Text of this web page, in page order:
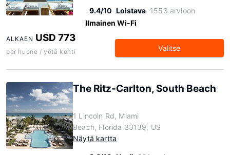
9.4/10 Loistava 1553 arvioon
Ilmainen Wi-Fi
ALKAEN USD 773
per huone / yötä kohti Valitse
The Ritz-Carlton, South Beach
1 Lincoln Rd, Miami
Beach, Florida 33139, US
Näytä kartta